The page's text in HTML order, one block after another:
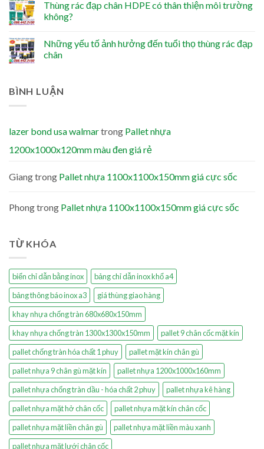
Thùng rác đạp chân HDPE có thân thiện môi trường
không?
Những yếu tố ảnh hưởng đến tuổi thọ thùng rác đạp
chân
BÌNH LUẬN
lazer bond usa walmartrong Pallet nhựa
1200x1000x120mm màu đen giá rẻ
Giangtrong Pallet nhựa 1100x1100x150mm giá cực sốc
Phongtrong Pallet nhựa 1100x1100x150mm giá cực sốc
TỪ KHÓA
biển chỉ dẫn bằng inox
bảng chỉ dẫn inox khổ a4
bảng thông báo inox a3
giá thùng giao hàng
khay nhựa chống tràn 680x680x150mm
khay nhựa chống tràn 1300x1300x150mm
pallet 9 chân cốc mặt kín
pallet chống tràn hóa chất 1 phuy
pallet mặt kín chân gù
pallet nhựa 9 chân gù mặt kín
pallet nhựa 1200x1000x160mm
pallet nhựa chống tràn dầu - hóa chất 2 phuy
pallet nhựa kê hàng
pallet nhựa mặt hở chân cốc
pallet nhựa mặt kín chân cốc
pallet nhựa mặt liền chân gù
pallet nhựa mặt liền màu xanh
pallet nhựa mặt lưới chân cốc